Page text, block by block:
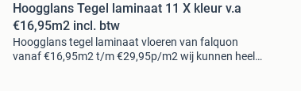
Hoogglans Tegel laminaat 11 X kleur v.a
€16,95m2 incl. btw
Hoogglans tegel laminaat vloeren van falquon
vanaf €16,95m2 t/m €29,95p/m2 wij kunnen heel